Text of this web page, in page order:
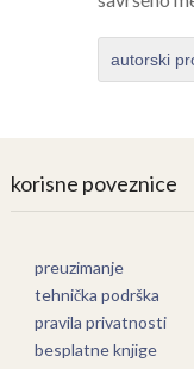
autorski
korisne poveznice
preuzimanje
tehnička podrška
pravila privatnosti
besplatne knjige